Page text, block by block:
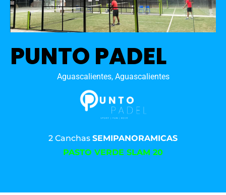
PUNTO PADEL
Aguascalientes, Aguascalientes
2 Canchas SEMIPANORAMICAS
PASTO VERDE SLAM 20